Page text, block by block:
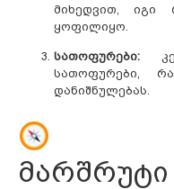
მიხედვით, იგი
ყოფილიყო.
სათოფურები:
სათოფურები,
დანიშნულებას.
მარშრუტი